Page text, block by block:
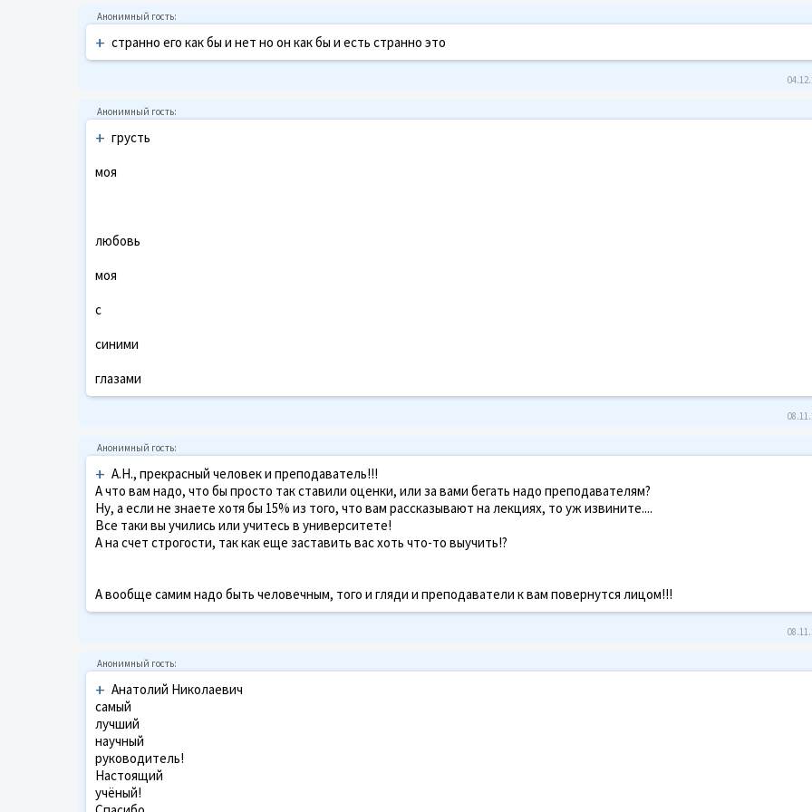
+ странно его как бы и нет но он как бы и есть странно это
+ грусть
моя
любовь
моя
с
синими
глазами
+ А.Н., прекрасный человек и преподаватель!!!
А что вам надо, что бы просто так ставили оценки, или за вами бегать надо преподавателям?
Ну, а если не знаете хотя бы 15% из того, что вам рассказывают на лекциях, то уж извините....
Все таки вы учились или учитесь в университете!
А на счет строгости, так как еще заставить вас хоть что-то выучить!?
А вообще самим надо быть человечным, того и гляди и преподаватели к вам повернутся лицом!!!
+ Анатолий Николаевич
самый
лучший
научный
руководитель!
Настоящий
учёный!